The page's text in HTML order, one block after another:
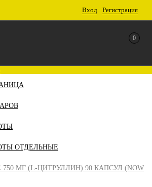
Вход Регистрация
0
ОТДЕЛЬНЫЕ
750 МГ (L-ЦИТРУЛЛИН) 90 КАПСУЛ (NOW